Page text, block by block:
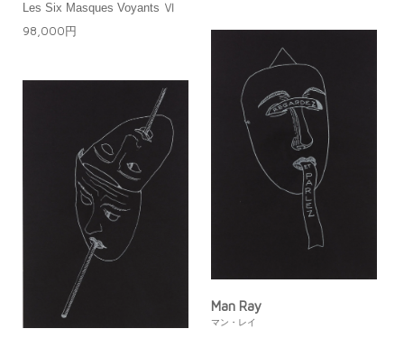
Les Six Masques Voyants Ⅵ
98,000円
Man Ray
マン・レイ